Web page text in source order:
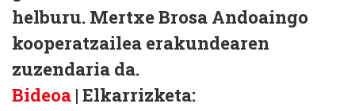
helburu. Mertxe Brosa Andoaingo
kooperatzailea erakundearen
zuzendaria da.
Bideoa | Elkarrizketa: